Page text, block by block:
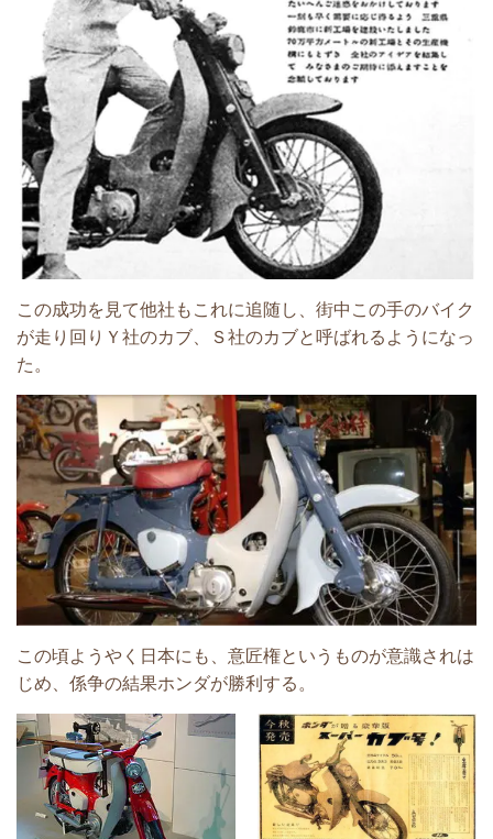
この成功を見て他社もこれに追随し、街中この手のバイク
が走り回りＹ社のカブ、Ｓ社のカブと 呼ばれるようになっ
た。
この頃ようやく日本にも、意匠権というものが意識されは
じめ、係争の結果ホンダが勝利する。